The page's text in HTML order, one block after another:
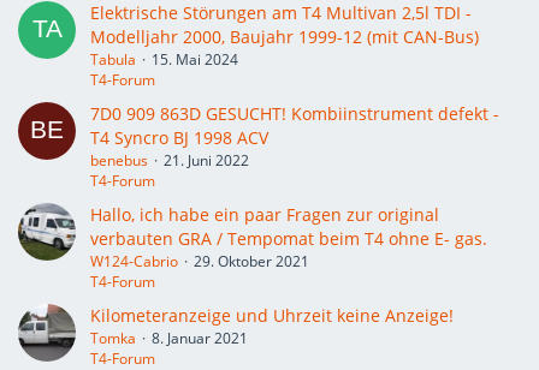
Elektrische Störungen am T4 Multivan 2,5l TDI -
Modelljahr 2000, Baujahr 1999-12 (mit CAN-Bus)
Tabula
15. Mai 2024
T4-Forum
7D0 909 863D GESUCHT! Kombiinstrument defekt -
T4 Syncro BJ 1998 ACV
benebus
21. Juni 2022
T4-Forum
Hallo, ich habe ein paar Fragen zur original
verbauten GRA / Tempomat beim T4 ohne E- gas.
W124-Cabrio
29. Oktober 2021
T4-Forum
Kilometeranzeige und Uhrzeit keine Anzeige!
Tomka
8. Januar 2021
T4-Forum